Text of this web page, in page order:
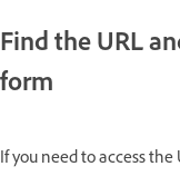
Find the URL
form
If you need to access